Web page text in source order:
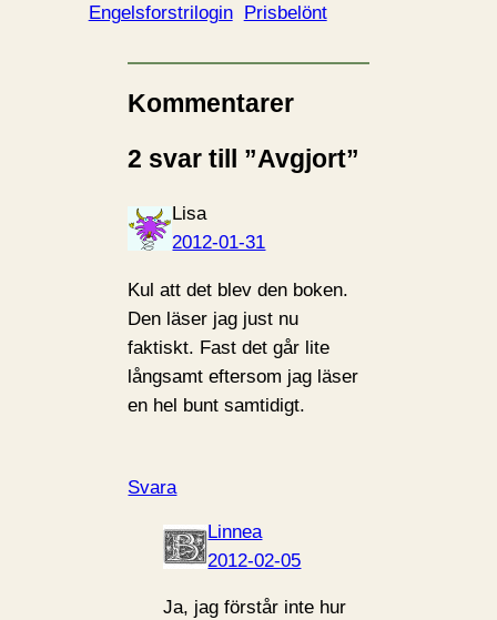
Engelsforstrilogin Prisbelönt
Kommentarer
2 svar till ”Avgjort”
Lisa
2012-01-31
Kul att det blev den boken.
Den läser jag just nu
faktiskt. Fast det går lite
långsamt eftersom jag läser
en hel bunt samtidigt.
Svara
Linnea
2012-02-05
Ja, jag förstår inte hur